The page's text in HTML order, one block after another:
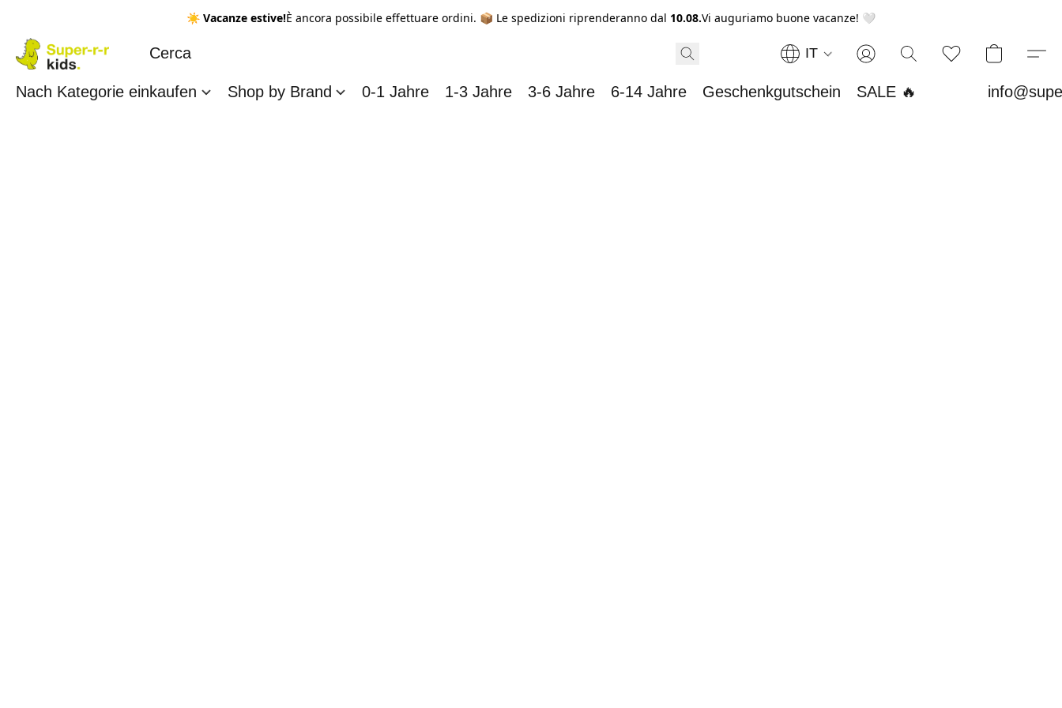
☀️ Vacanze estive!È ancora possibile effettuare ordini. 📦 Le spedizioni riprenderanno dal 10.08.Vi auguriamo buone vacanze! 🤍
IT
Nach Kategorie einkaufen Shop by Brand 0-1 Jahre 1-3 Jahre 3-6 Jahre 6-14 Jahre Geschenkgutschein SALE 🔥